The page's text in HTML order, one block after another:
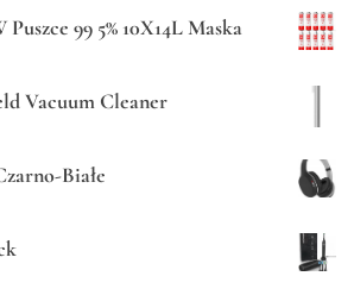
99 5% 10X14L Maska
Vacuum Cleaner
Białe